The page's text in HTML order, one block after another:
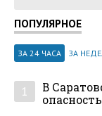
ПОПУЛЯРНОЕ
ЗА 24 ЧАСА ЗА
1
В
опасность